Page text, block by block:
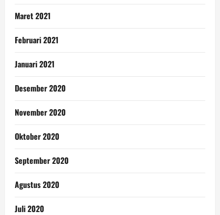
Maret 2021
Februari 2021
Januari 2021
Desember 2020
November 2020
Oktober 2020
September 2020
Agustus 2020
Juli 2020